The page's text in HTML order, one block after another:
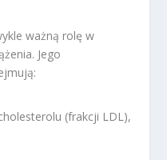
ważną rolę w
Jego
(frakcji LDL),